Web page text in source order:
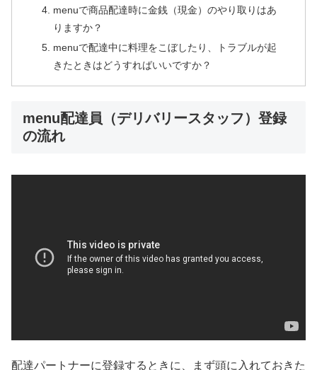
menuで商品配達時に金銭（現金）のやり取りはあ
りますか？
menuで配達中に料理をこぼしたり、トラブルが起
きたときはどうすればいいですか？
menu配達員（デリバリースタッフ）登録
の流れ
配達パートナーに登録するときに、まず頭に入れておきた